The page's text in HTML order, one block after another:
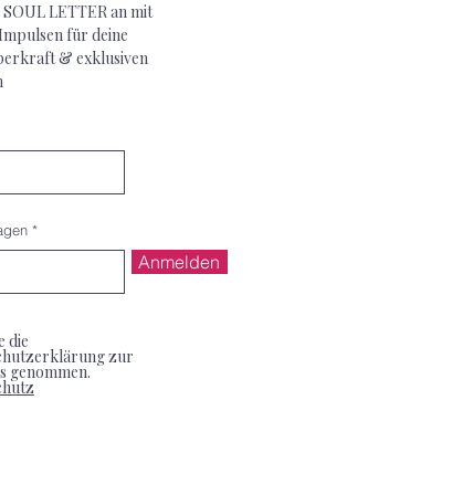
LETTER an mit
für deine
& exklusiven
Anmelden
die
zur
genommen.